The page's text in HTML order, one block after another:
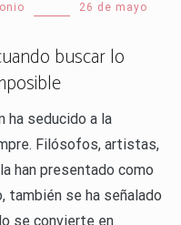
26 de mayo
buscar lo
ha seducido a la
Filósofos, artistas,
han presentado como
también se ha señalado
se convierte en